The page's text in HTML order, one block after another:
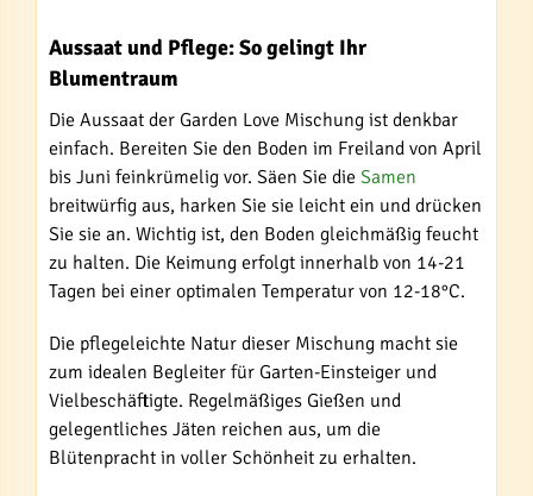
Aussaat und Pflege: So gelingt Ihr
Blumentraum
Die Aussaat der Garden Love Mischung ist denkbar
einfach. Bereiten Sie den Boden im Freiland von April
bis Juni feinkrümelig vor. Säen Sie die Samen
breitwürfig aus, harken Sie sie leicht ein und drücken
Sie sie an. Wichtig ist, den Boden gleichmäßig feucht
zu halten. Die Keimung erfolgt innerhalb von 14-21
Tagen bei einer optimalen Temperatur von 12-18°C.
Die pflegeleichte Natur dieser Mischung macht sie
zum idealen Begleiter für Garten-Einsteiger und
Vielbeschäftigte. Regelmäßiges Gießen und
gelegentliches Jäten reichen aus, um die
Blütenpracht in voller Schönheit zu erhalten.